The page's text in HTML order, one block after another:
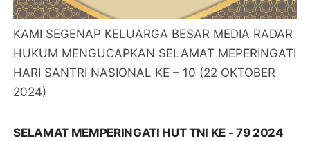
KAMI SEGENAP KELUARGA BESAR MEDIA RADAR
HUKUM MENGUCAPKAN SELAMAT MEPERINGATI
HARI SANTRI NASIONAL KE – 10 (22 OKTOBER
2024)
SELAMAT MEMPERINGATI HUT TNI KE - 79 2024